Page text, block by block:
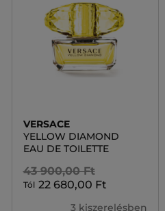
VERSACE
YELLOW DIAMOND
EAU DE TOILETTE
43 900,00 Ft
Tól 22 680,00 Ft
3 kiszerelésben